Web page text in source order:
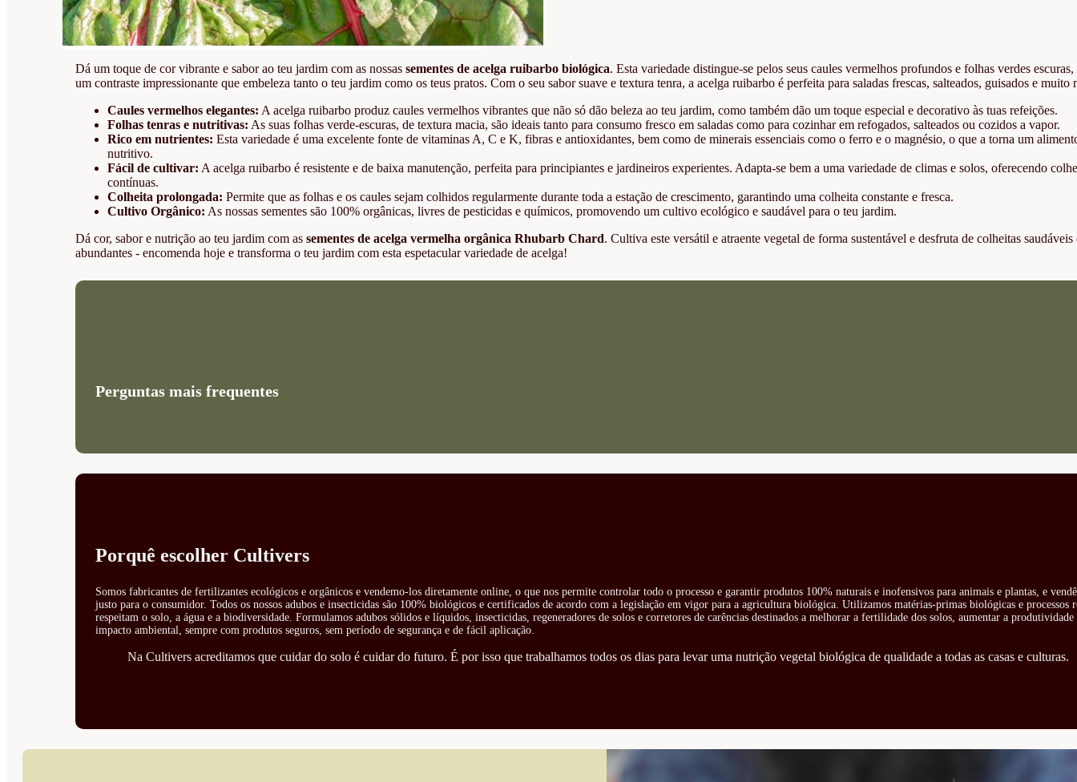
Dá um toque de cor vibrante e sabor ao teu jardim com as nossassementes de acelga ruibarbo biológica. Esta variedade distingue-se pelos seus caules vermelhos profundos e folhas verdes
um contraste impressionante que embeleza tanto o teu jardim como os teus pratos. Com o seu sabor suave e textura tenra, a acelga ruibarbo é perfeita para saladas frescas, salteados, guisados e muito
Caules vermelhos elegantes: A acelga ruibarbo produz caules vermelhos vibrantes que não só dão beleza ao teu jardim, como também dão um toque especial e decorativo às tuas refeições.
Folhas tenras e nutritivas: As suas folhas verde-escuras, de textura macia, são ideais tanto para consumo fresco em saladas como para cozinhar em refogados, salteados ou cozidos a vapor.
Rico em nutrientes: Esta variedade é uma excelente fonte de vitaminas A, C e K, fibras e antioxidantes, bem como de minerais essenciais como o ferro e o magnésio, o que a torna um
nutritivo.
Fácil de cultivar: A acelga ruibarbo é resistente e de baixa manutenção, perfeita para principiantes e jardineiros experientes. Adapta-se bem a uma variedade de climas e solos, oferecendo
contínuas.
Colheita prolongada: Permite que as folhas e os caules sejam colhidos regularmente durante toda a estação de crescimento, garantindo uma colheita constante e fresca.
Cultivo Orgânico: As nossas sementes são 100% orgânicas, livres de pesticidas e químicos, promovendo um cultivo ecológico e saudável para o teu jardim.
Dá cor, sabor e nutrição ao teu jardim com assementes de acelga vermelha orgânica Rhubarb Chard. Cultiva este versátil e atraente vegetal de forma sustentável e desfruta de colheitas saudáveis
abundantes - encomenda hoje e transforma o teu jardim com esta espetacular variedade de acelga!
Perguntas mais frequentes
Porquê escolher Cultivers
Somos fabricantes de fertilizantes ecológicos e orgânicos e vendemo-los diretamente online, o que nos permite controlar todo o processo e garantir produtos 100% naturais e inofensivos para animais e plantas, e
justo para o consumidor. Todos os nossos adubos e insecticidas são 100% biológicos e certificados de acordo com a legislação em vigor para a agricultura biológica. Utilizamos matérias-primas biológicas e processos
respeitam o solo, a água e a biodiversidade. Formulamos adubos sólidos e líquidos, insecticidas, regeneradores de solos e corretores de carências destinados a melhorar a fertilidade dos solos, aumentar a
impacto ambiental, sempre com produtos seguros, sem período de segurança e de fácil aplicação.
Na Cultivers acreditamos que cuidar do solo é cuidar do futuro. É por isso que trabalhamos todos os dias para levar uma nutrição vegetal biológica de qualidade a todas as casas e culturas.